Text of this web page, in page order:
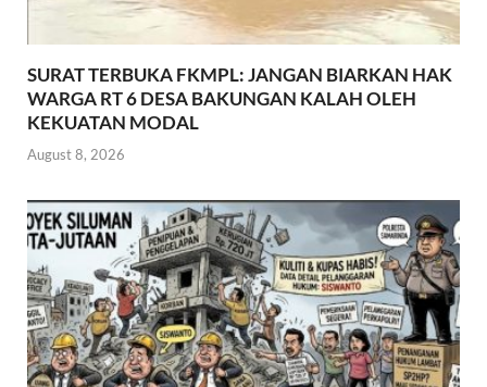
SURAT TERBUKA FKMPL: JANGAN BIARKAN HAK
WARGA RT 6 DESA BAKUNGAN KALAH OLEH
KEKUATAN MODAL
August 8, 2026